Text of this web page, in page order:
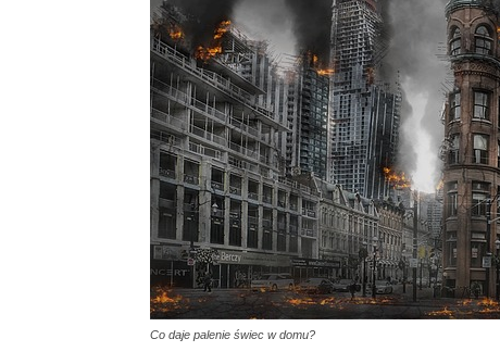
Co daje palenie świec w domu?